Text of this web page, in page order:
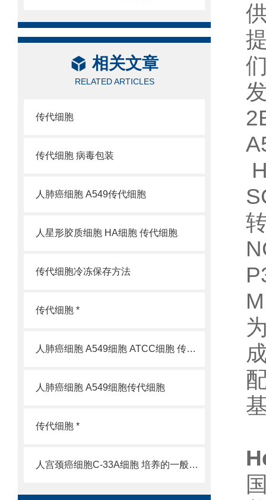
相关文章
RELATED ARTICLES
传代细胞
传代细胞 病毒包装
人肺癌细胞 A549传代细胞
人星形胶质细胞 HA细胞 传代细胞
传代细胞冷冻保存方法
传代细胞 *
人肺癌细胞 A549细胞 ATCC细胞 传代细胞
人肺癌细胞 A549细胞传代细胞
传代细胞 *
人宫颈癌细胞C-33A细胞 培养的一般过程